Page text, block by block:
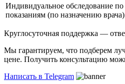
Индивидуальное обследование по
показаниям (по назначению врача)
Круглосуточная поддержка —
Мы гарантируем, что подберем
цене. Получить консультацию
Написать в Telegram